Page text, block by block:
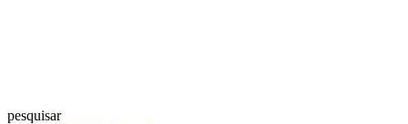
pesquisar